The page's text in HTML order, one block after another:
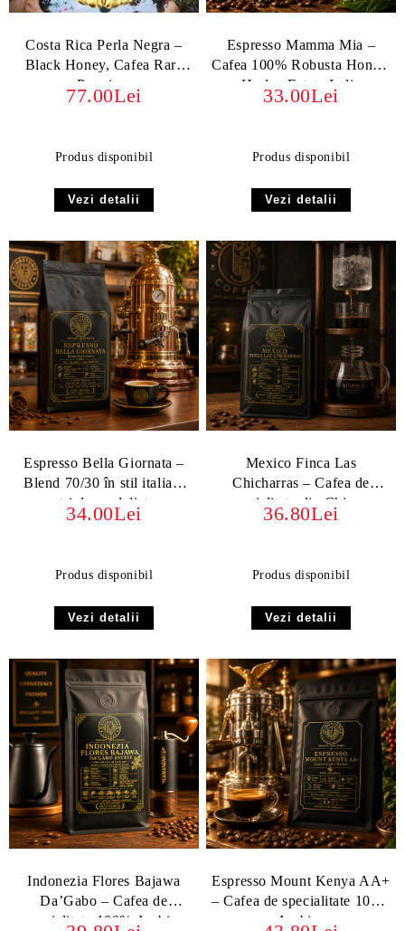
Costa Rica Perla Negra –
Black Honey, Cafea Rară
Premium
77.00Lei
Produs disponibil
Vezi detalii
Espresso Mamma Mia –
Cafea 100% Robusta Honey,
Harley Estate India
33.00Lei
Produs disponibil
Vezi detalii
Espresso Bella Giornata –
Blend 70/30 în stil italian,
triplu medaliat
34.00Lei
Produs disponibil
Vezi detalii
Mexico Finca Las
Chicharras – Cafea de
specialitate din Chiapas
36.80Lei
Produs disponibil
Vezi detalii
Indonezia Flores Bajawa
Da’Gabo – Cafea de
specialitate 100% Arabica
Espresso Mount Kenya AA+
– Cafea de specialitate 100%
Arabica